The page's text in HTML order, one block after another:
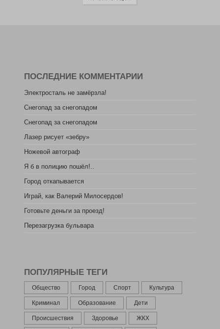
ПОСЛЕДНИЕ КОММЕНТАРИИ
Электросталь не замёрзла!
Снегопад за снегопадом
Снегопад за снегопадом
Лазер рисует «зебру»
Ножевой автограф
Я б в полицию пошёл!..
Город откапывается
Играй, как Валерий Милосердов!
Готовьте деньги за проезд!
Перезагрузка бульвара
ПОПУЛЯРНЫЕ ТЕГИ
Общество Город Спорт Культура
Криминал Образование Дети
Происшествия Здоровье ЖКХ